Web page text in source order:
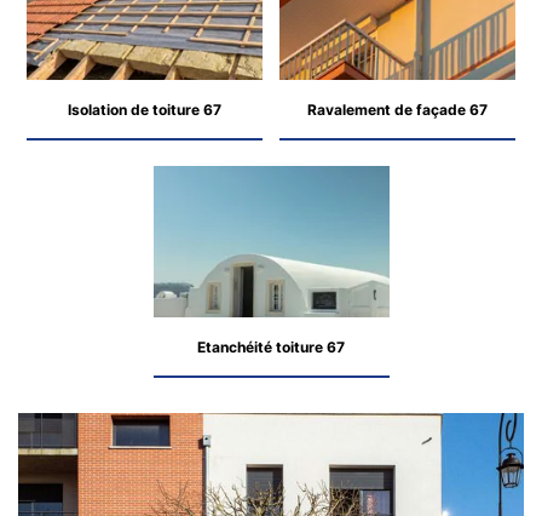
Isolation de toiture 67 Ravalement de façade 67
Etanchéité toiture 67